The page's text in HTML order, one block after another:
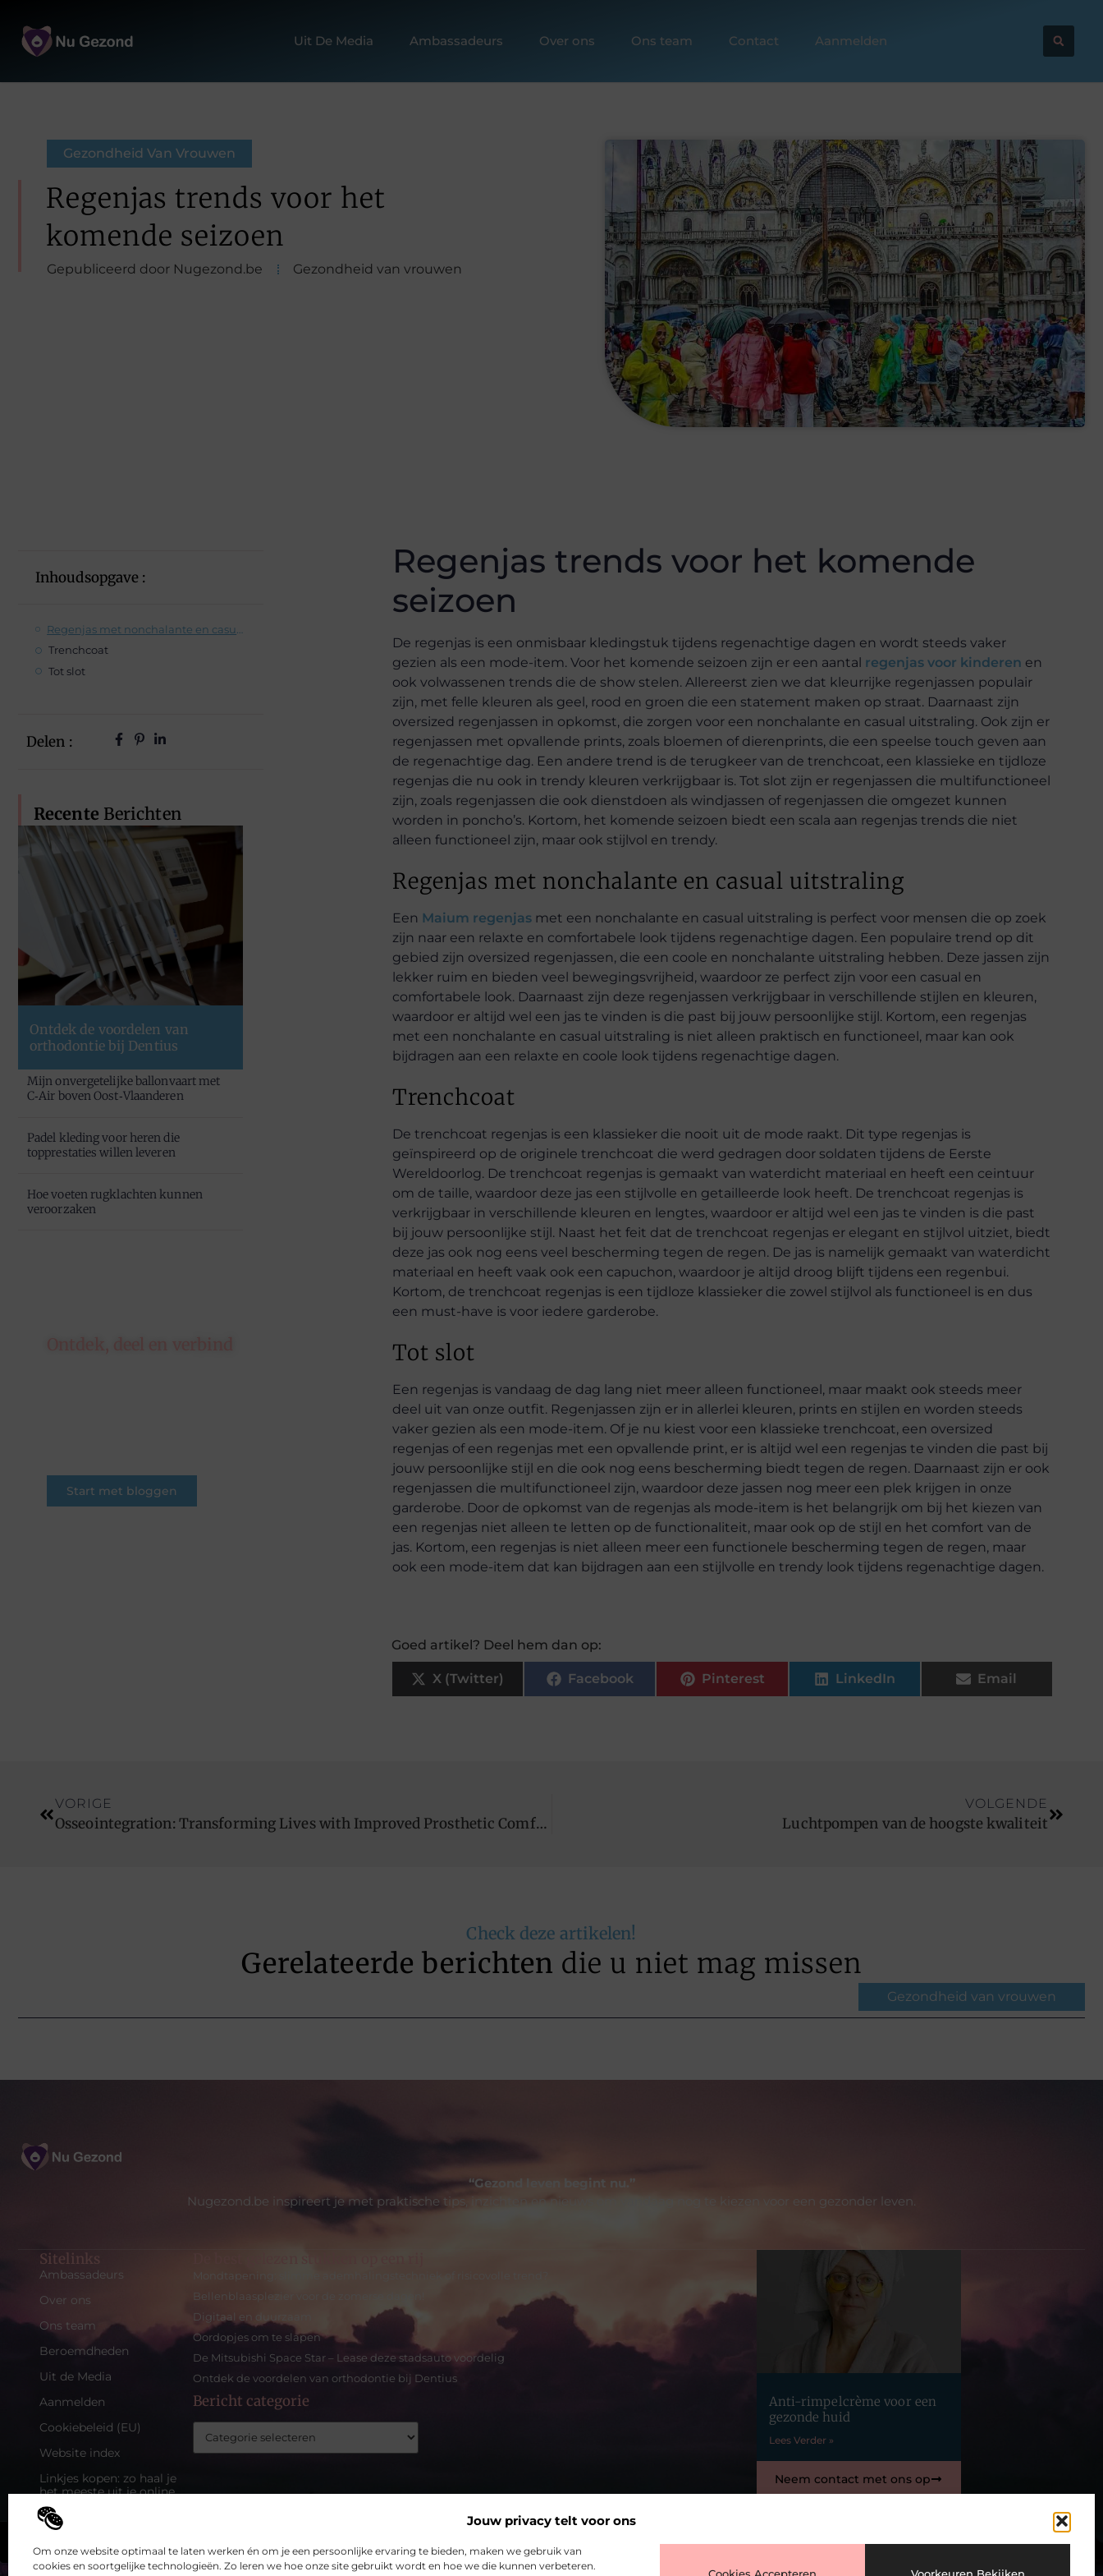
Jouw privacy telt voor ons
Om onze website optimaal te laten werken én om je een persoonlijke ervaring te bieden, maken we gebruik van
cookies en soortgelijke technologieën. Zo leren we hoe onze site gebruikt wordt en hoe we die kunnen verbeteren.
Uit De Media Ambassadeurs Over ons Ons team Contact Aanmelden
Gezondheid Van Vrouwen
Regenjas trends voor het
komende seizoen
Gepubliceerd door Nugezond.be Gezondheid van vrouwen
Inhoudsopgave :
Trenchcoat
Tot slot
Delen :
Recente Berichten
Ontdek de voordelen van
orthodontie bij Dentius
Mijn onvergetelijke ballonvaart met
C‑Air boven Oost‑Vlaanderen
Padel kleding voor heren die
topprestaties willen leveren
Hoe voeten rugklachten kunnen
veroorzaken
Start met bloggen
Regenjas trends voor het komende
seizoen
De regenjas is een onmisbaar kledingstuk tijdens regenachtige dagen en wordt steeds vaker
gezien als een mode-item. Voor het komende seizoen zijn er een aantal regenjas voor kinderen en
ook volwassenen trends die de show stelen. Allereerst zien we dat kleurrijke regenjassen populair
zijn, met felle kleuren als geel, rood en groen die een statement maken op straat. Daarnaast zijn
oversized regenjassen in opkomst, die zorgen voor een nonchalante en casual uitstraling. Ook zijn er
regenjassen met opvallende prints, zoals bloemen of dierenprints, die een speelse touch geven aan
de regenachtige dag. Een andere trend is de terugkeer van de trenchcoat, een klassieke en tijdloze
regenjas die nu ook in trendy kleuren verkrijgbaar is. Tot slot zijn er regenjassen die multifunctioneel
zijn, zoals regenjassen die ook dienstdoen als windjassen of regenjassen die omgezet kunnen
worden in poncho’s. Kortom, het komende seizoen biedt een scala aan regenjas trends die niet
alleen functioneel zijn, maar ook stijlvol en trendy.
Regenjas met nonchalante en casual uitstraling
Een Maium regenjas met een nonchalante en casual uitstraling is perfect voor mensen die op zoek
zijn naar een relaxte en comfortabele look tijdens regenachtige dagen. Een populaire trend op dit
gebied zijn oversized regenjassen, die een coole en nonchalante uitstraling hebben. Deze jassen zijn
lekker ruim en bieden veel bewegingsvrijheid, waardoor ze perfect zijn voor een casual en
comfortabele look. Daarnaast zijn deze regenjassen verkrijgbaar in verschillende stijlen en kleuren,
waardoor er altijd wel een jas te vinden is die past bij jouw persoonlijke stijl. Kortom, een regenjas
met een nonchalante en casual uitstraling is niet alleen praktisch en functioneel, maar kan ook
bijdragen aan een relaxte en coole look tijdens regenachtige dagen.
Trenchcoat
De trenchcoat regenjas is een klassieker die nooit uit de mode raakt. Dit type regenjas is
geïnspireerd op de originele trenchcoat die werd gedragen door soldaten tijdens de Eerste
Wereldoorlog. De trenchcoat regenjas is gemaakt van waterdicht materiaal en heeft een ceintuur
om de taille, waardoor deze jas een stijlvolle en getailleerde look heeft. De trenchcoat regenjas is
verkrijgbaar in verschillende kleuren en lengtes, waardoor er altijd wel een jas te vinden is die past
bij jouw persoonlijke stijl. Naast het feit dat de trenchcoat regenjas er elegant en stijlvol uitziet, biedt
deze jas ook nog eens veel bescherming tegen de regen. De jas is namelijk gemaakt van waterdicht
materiaal en heeft vaak ook een capuchon, waardoor je altijd droog blijft tijdens een regenbui.
Kortom, de trenchcoat regenjas is een tijdloze klassieker die zowel stijlvol als functioneel is en dus
een must-have is voor iedere garderobe.
Tot slot
Een regenjas is vandaag de dag lang niet meer alleen functioneel, maar maakt ook steeds meer
deel uit van onze outfit. Regenjassen zijn er in allerlei kleuren, prints en stijlen en worden steeds
vaker gezien als een mode-item. Of je nu kiest voor een klassieke trenchcoat, een oversized
regenjas of een regenjas met een opvallende print, er is altijd wel een regenjas te vinden die past bij
jouw persoonlijke stijl en die ook nog eens bescherming biedt tegen de regen. Daarnaast zijn er ook
regenjassen die multifunctioneel zijn, waardoor deze jassen nog meer een plek krijgen in onze
garderobe. Door de opkomst van de regenjas als mode-item is het belangrijk om bij het kiezen van
een regenjas niet alleen te letten op de functionaliteit, maar ook op de stijl en het comfort van de
jas. Kortom, een regenjas is niet alleen meer een functionele bescherming tegen de regen, maar
ook een mode-item dat kan bijdragen aan een stijlvolle en trendy look tijdens regenachtige dagen.
Goed artikel? Deel hem dan op:
X (Twitter) Facebook Pinterest LinkedIn Email
VORIGE
Osseointegration: Transforming Lives with Improved Prosthetic Comfort and Functionality
VOLGENDE
Luchtpompen van de hoogste kwaliteit
Check deze artikelen!
Gerelateerde berichten die u niet mag missen
Gezondheid van vrouwen
“Gezond leven begint nu.”
Nugezond.be inspireert je met praktische tips, inzichten en nieuws om vandaag nog te kiezen voor een gezonder leven.
Sitelinks
Ambassadeurs
Over ons
Ons team
Beroemdheden
Uit de Media
Aanmelden
Cookiebeleid (EU)
Website index
Linkjes kopen: zo haal je
het meeste uit je online
strategie
Geld verdienen op
inkomsten kunt genereren
Mondtapening: slimme ademhalingstechniek of risicovolle trend?
Bellenblaasplezier voor de zomerse dagen!
Digitaal en duurzaam
Oordopjes om te slapen
De Mitsubishi Space Star – Lease deze stadsauto voordelig
Ontdek de voordelen van orthodontie bij Dentius
Bericht categorie
Anti-rimpelcrème voor een
gezonde huid
Lees Verder »
Neem contact met ons op